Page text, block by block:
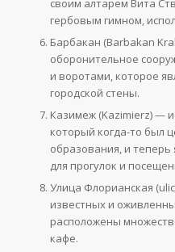
своим алтарем Вита
гербовым гимном,
Барбакан (Barbakan
оборонительное
и воротами, которое
городской стены.
Казимеж (Kazimierz) —
который когда-то был
образования, и
для прогулок и
Улица Флорианская
известных и
расположены
кафе.